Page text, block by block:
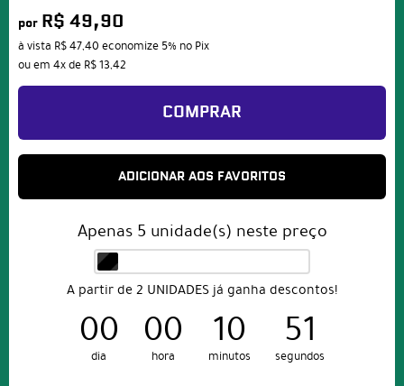
por R$ 49,90
à vista R$ 47,40 economize 5% no Pix
ou em 4xde R$ 13,42
COMPRAR
ADICIONAR AOS FAVORITOS
Apenas 5 unidade(s) neste preço
A partir de 2 UNIDADES já ganha descontos!
00
dia
00
hora
10
minutos
51
segundos